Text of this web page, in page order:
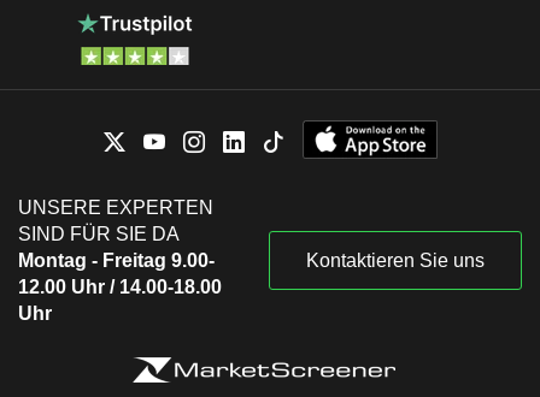
UNSERE EXPERTEN
SIND FÜR SIE DA
Montag - Freitag 9.00-
12.00 Uhr / 14.00-18.00
Uhr
Kontaktieren Sie uns